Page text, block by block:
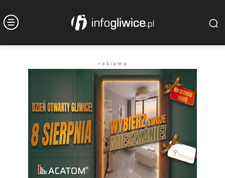
r e k l a m a